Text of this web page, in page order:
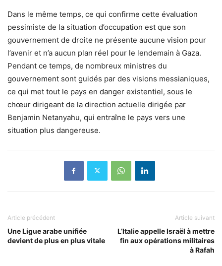
Dans le même temps, ce qui confirme cette évaluation
pessimiste de la situation d’occupation est que son
gouvernement de droite ne présente aucune vision pour
l’avenir et n’a aucun plan réel pour le lendemain à Gaza.
Pendant ce temps, de nombreux ministres du
gouvernement sont guidés par des visions messianiques,
ce qui met tout le pays en danger existentiel, sous le
chœur dirigeant de la direction actuelle dirigée par
Benjamin Netanyahu, qui entraîne le pays vers une
situation plus dangereuse.
Article précédent
Une Ligue arabe unifiée
devient de plus en plus vitale
Article suivant
L’Italie appelle Israël à mettre
fin aux opérations militaires
à Rafah